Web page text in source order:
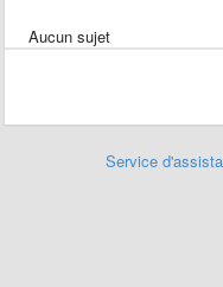
Aucun sujet
Service